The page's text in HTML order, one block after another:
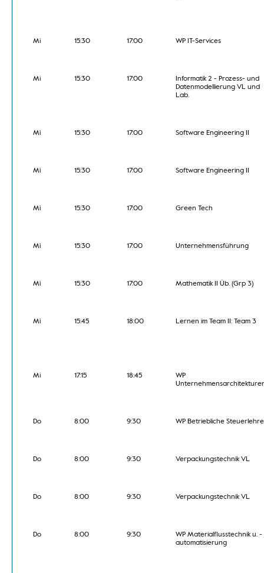
Mi 15:30 17:00 WP IT-Services
Mi 15:30 17:00
Informatik 2 - Prozess- und
Datenmodellierung VL und
Lab.
Mi 15:30 17:00 Software Engineering II
Mi 15:30 17:00 Software Engineering II
Mi 15:30 17:00 Green Tech
Mi 15:30 17:00 Unternehmensführung
Mi 15:30 17:00 Mathematik II Üb. (Grp 3)
Mi 15:45 18:00 Lernen im Team II: Team 3
Mi 17:15 18:45
WP
Do 8:00 9:30 WP Betriebliche Steuerlehre
Do 8:00 9:30 Verpackungstechnik VL
Do 8:00 9:30 Verpackungstechnik VL
Do 8:00 9:30
WP Materialflusstechnik u. -
automatisierung